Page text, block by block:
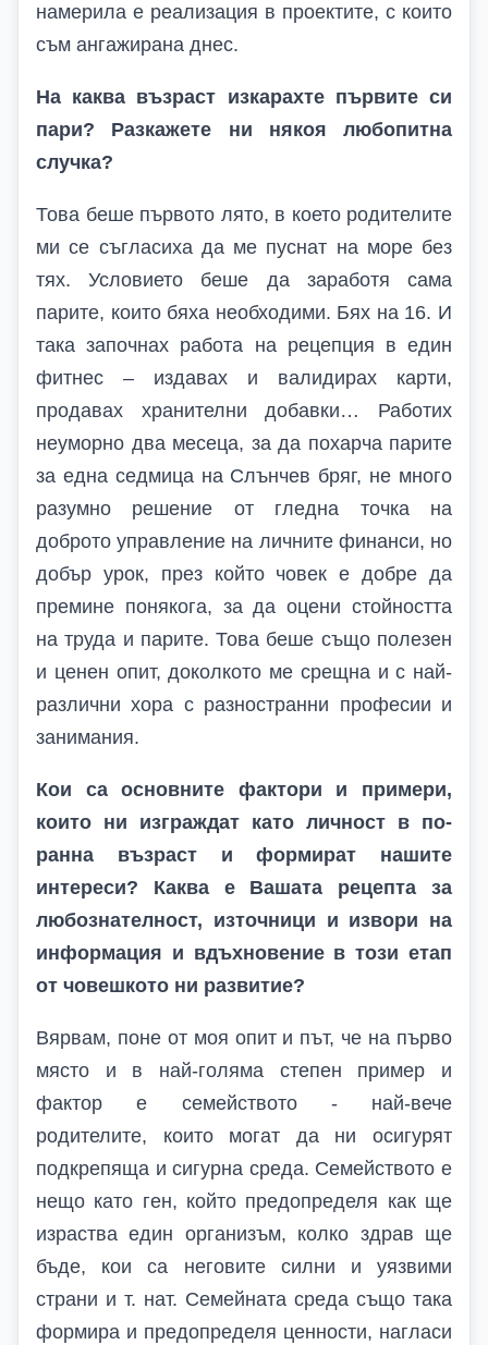
намерила е реализация в проектите, с които
съм ангажирана днес.
На каква възраст изкарахте първите си
пари? Разкажете ни някоя любопитна
случка?
Това беше първото лято, в което родителите
ми се съгласиха да ме пуснат на море без
тях. Условието беше да заработя сама
парите, които бяха необходими. Бях на 16. И
така започнах работа на рецепция в един
фитнес – издавах и валидирах карти,
продавах хранителни добавки… Работих
неуморно два месеца, за да похарча парите
за една седмица на Слънчев бряг, не много
разумно решение от гледна точка на
доброто управление на личните финанси, но
добър урок, през който човек е добре да
премине понякога, за да оцени стойността
на труда и парите. Това беше също полезен
и ценен опит, доколкото ме срещна и с най-
различни хора с разностранни професии и
занимания.
Кои са основните фактори и примери,
които ни изграждат като личност в по-
ранна възраст и формират нашите
интереси? Каква е Вашата рецепта за
любознателност, източници и извори на
информация и вдъхновение в този етап
от човешкото ни развитие?
Вярвам, поне от моя опит и път, че на първо
място и в най-голяма степен пример и
фактор е семейството - най-вече
родителите, които могат да ни осигурят
подкрепяща и сигурна среда. Семейството е
нещо като ген, който предопределя как ще
израства един организъм, колко здрав ще
бъде, кои са неговите силни и уязвими
страни и т. нат. Семейната среда също така
формира и предопределя ценности, нагласи